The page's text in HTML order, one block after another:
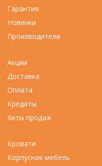
Гарантия
Новинки
Производители
Акции
Доставка
Оплата
Кредиты
Хиты продаж
Кровати
Корпусная мебель